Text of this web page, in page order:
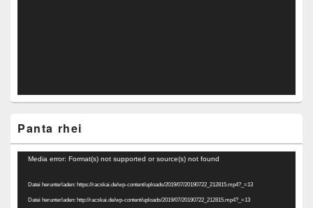
Panta rhei
Video-
Media error: Format(s) not supported or source(s) not found
Datei herunterladen: https://racskai.de/wp-content/uploads/2019/07/20190722_212815.mp4?_=13
Datei herunterladen: http://racskai.de/wp-content/uploads/2019/07/20190722_212815.mp4?_=13